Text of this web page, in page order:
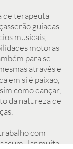
de terapeuta
guiadas
musicais,
motoras
para se
através e
em si é paixão,
como dançar,
da natureza de
com
muita